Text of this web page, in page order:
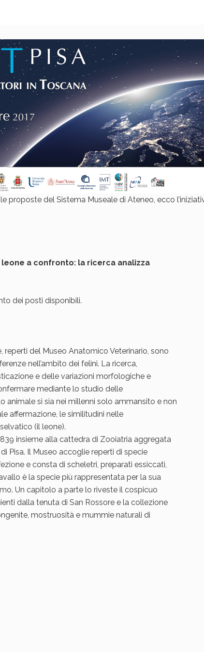
proposte del Sistema Museale di Ateneo, ecco
a confronto: la ricerca analizza
dei posti disponibili.
del Museo Anatomico Veterinario, sono
nell’ambito dei felini. La ricerca,
e delle variazioni morfologiche e
mediante lo studio delle
si sia nei millenni solo ammansito e non
affermazione, le similitudini nelle
(il leone).
insieme alla cattedra di Zooiatria aggregata
Pisa. Il Museo accoglie reperti di specie
e consta di scheletri, preparati essiccati,
è la specie più rappresentata per la sua
Un capitolo a parte lo riveste il cospicuo
dalla tenuta di San Rossore e la collezione
mostruosità e mummie naturali di